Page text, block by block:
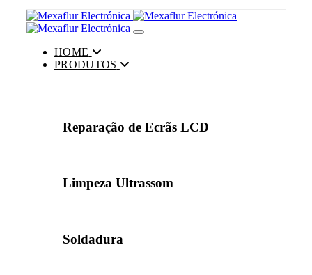
Toggle navigation
HOME
PRODUTOS
Reparação de Ecrãs LCD
Limpeza Ultrassom
Soldadura